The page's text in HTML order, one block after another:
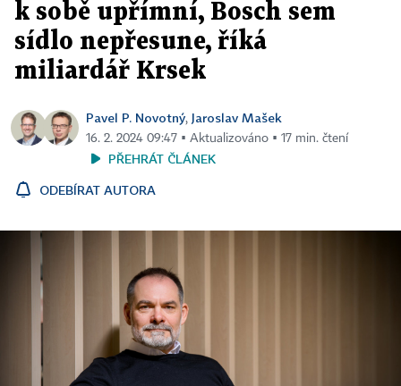
k sobě upřímní, Bosch sem
sídlo nepřesune, říká
miliardář Krsek
Pavel P. Novotný, Jaroslav Mašek
16. 2. 2024 09:47 ▪ Aktualizováno ▪ 17 min. čtení
PŘEHRÁT ČLÁNEK
ODEBÍRAT AUTORA